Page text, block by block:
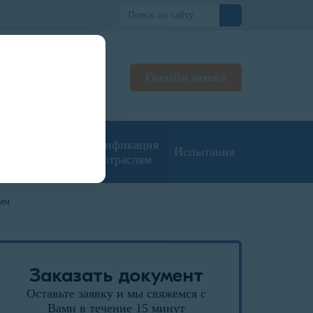
Онлайн заявка
Сертификация
по отраслям
Испытания
Заказать документ
Оставьте заявку и мы свяжемся с
Вами в течение 15 минут